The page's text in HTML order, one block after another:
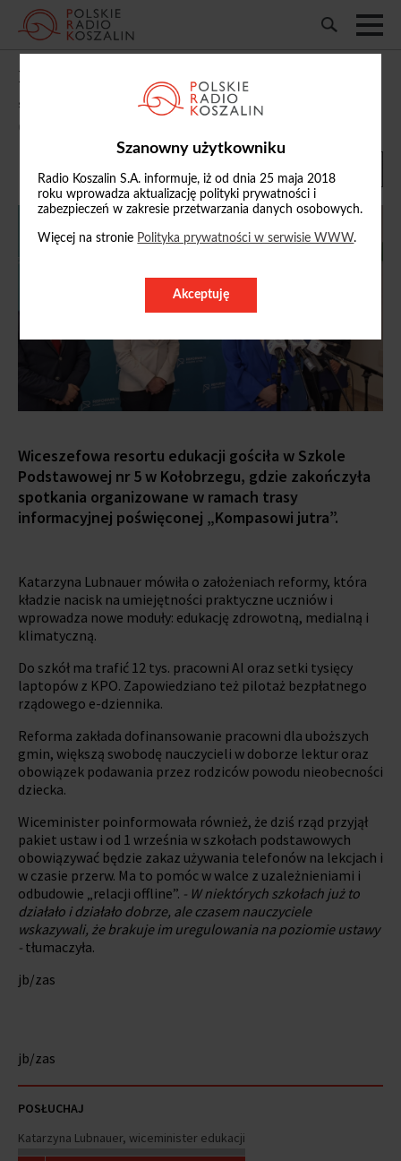
Szanowny użytkowniku
Radio Koszalin S.A. informuje, iż od dnia 25 maja 2018
roku wprowadza aktualizację polityki prywatności i
zabezpieczeń w zakresie przetwarzania danych osobowych.
Więcej na stronie Polityka prywatności w serwisie WWW.
Akceptuję
Katarzyna Lubnauer w Kołobrzegu o
„Kompasie jutra”
02/06/2026, 15:35
Wiceszefowa resortu edukacji gościła w Szkole
Podstawowej nr 5 w Kołobrzegu, gdzie zakończyła
spotkania organizowane w ramach trasy
informacyjnej poświęconej „Kompasowi jutra”.
Katarzyna Lubnauer mówiła o założeniach reformy, która
kładzie nacisk na umiejętności praktyczne uczniów i
wprowadza nowe moduły: edukację zdrowotną, medialną i
klimatyczną.
Do szkół ma trafić 12 tys. pracowni AI oraz setki tysięcy
laptopów z KPO. Zapowiedziano też pilotaż bezpłatnego
rządowego e-dziennika.
Reforma zakłada dofinansowanie pracowni dla uboższych
gmin, większą swobodę nauczycieli w doborze lektur oraz
obowiązek podawania przez rodziców powodu nieobecności
dziecka.
Wiceminister poinformowała również, że dziś rząd przyjął
pakiet ustaw i od 1 września w szkołach podstawowych
obowiązywać będzie zakaz używania telefonów na lekcjach i
w czasie przerw. Ma to pomóc w walce z uzależnieniami i
odbudowie „relacji offline”. - W niektórych szkołach już to
działało i działało dobrze, ale czasem nauczyciele
wskazywali, że brakuje im uregulowania na poziomie ustawy
- tłumaczyła.
jb/zas
jb/zas
POSŁUCHAJ
Katarzyna Lubnauer, wiceminister edukacji